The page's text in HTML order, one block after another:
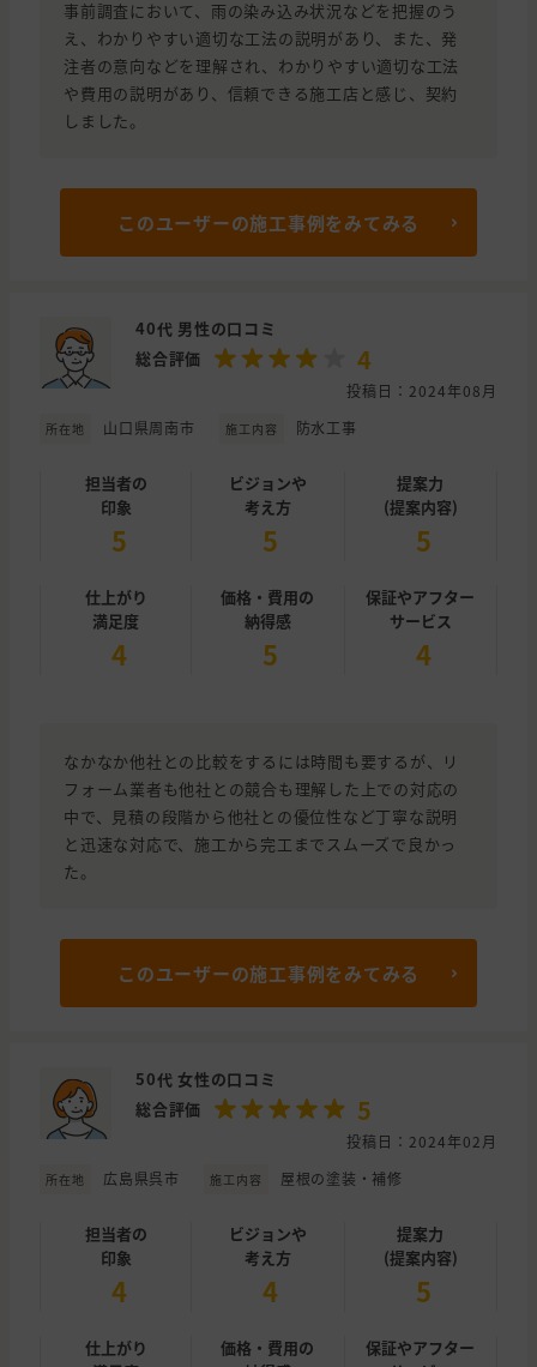
事前調査において、雨の染み込み状況などを把握のう
え、わかりやすい適切な工法の説明があり、また、発
注者の意向などを理解され、わかりやすい適切な工法
や費用の説明があり、信頼できる施工店と感じ、契約
しました。
このユーザーの施工事例をみてみる
40代 男性の口コミ
総合評価
4
投稿日：2024年08月
所在地 山口県周南市 施工内容 防水工事
担当者の
印象
5
ビジョンや
考え方
5
提案力
(提案内容)
5
仕上がり
満足度
4
価格・費用の
納得感
5
保証やアフター
サービス
4
なかなか他社との比較をするには時間も要するが、リ
フォーム業者も他社との競合も理解した上での対応の
中で、見積の段階から他社との優位性など丁寧な説明
と迅速な対応で、施工から完工までスムーズで良かっ
た。
このユーザーの施工事例をみてみる
50代 女性の口コミ
総合評価
5
投稿日：2024年02月
所在地 広島県呉市 施工内容 屋根の塗装・補修
担当者の
印象
4
ビジョンや
考え方
4
提案力
(提案内容)
5
仕上がり
価格・費用の
保証やアフター